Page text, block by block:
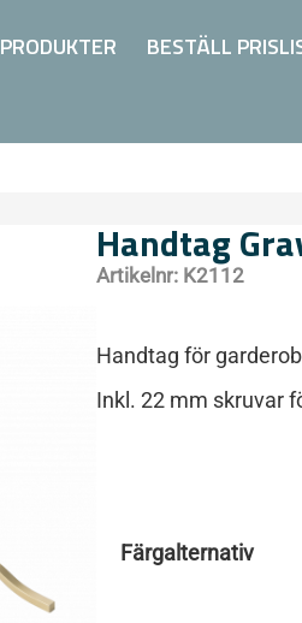
PRODUKTER BESTÄLL
Handtag
Artikelnr: K2112
Handtag för
Inkl. 22 mm skruvar
Färgalternativ